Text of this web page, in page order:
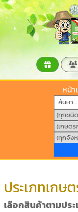
หน้า
ประเภทเกษ
เลือกสินค้าตามปร